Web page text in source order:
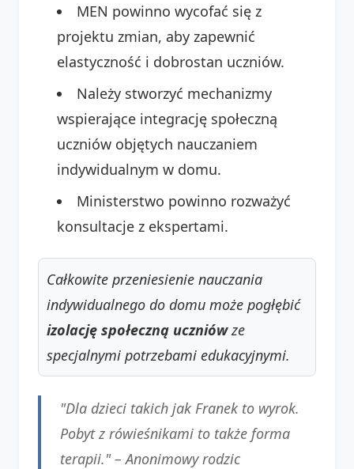
MEN powinno wycofać się z
projektu zmian, aby zapewnić
elastyczność i dobrostan uczniów.
Należy stworzyć mechanizmy
wspierające integrację społeczną
uczniów objętych nauczaniem
indywidualnym w domu.
Ministerstwo powinno rozważyć
konsultacje z ekspertami.
Całkowite przeniesienie nauczania
indywidualnego do domu może pogłębić
izolację społeczną uczniówze
specjalnymi potrzebami edukacyjnymi.
"Dla dzieci takich jak Franek to wyrok.
Pobyt z rówieśnikami to także forma
terapii." –Anonimowy rodzic